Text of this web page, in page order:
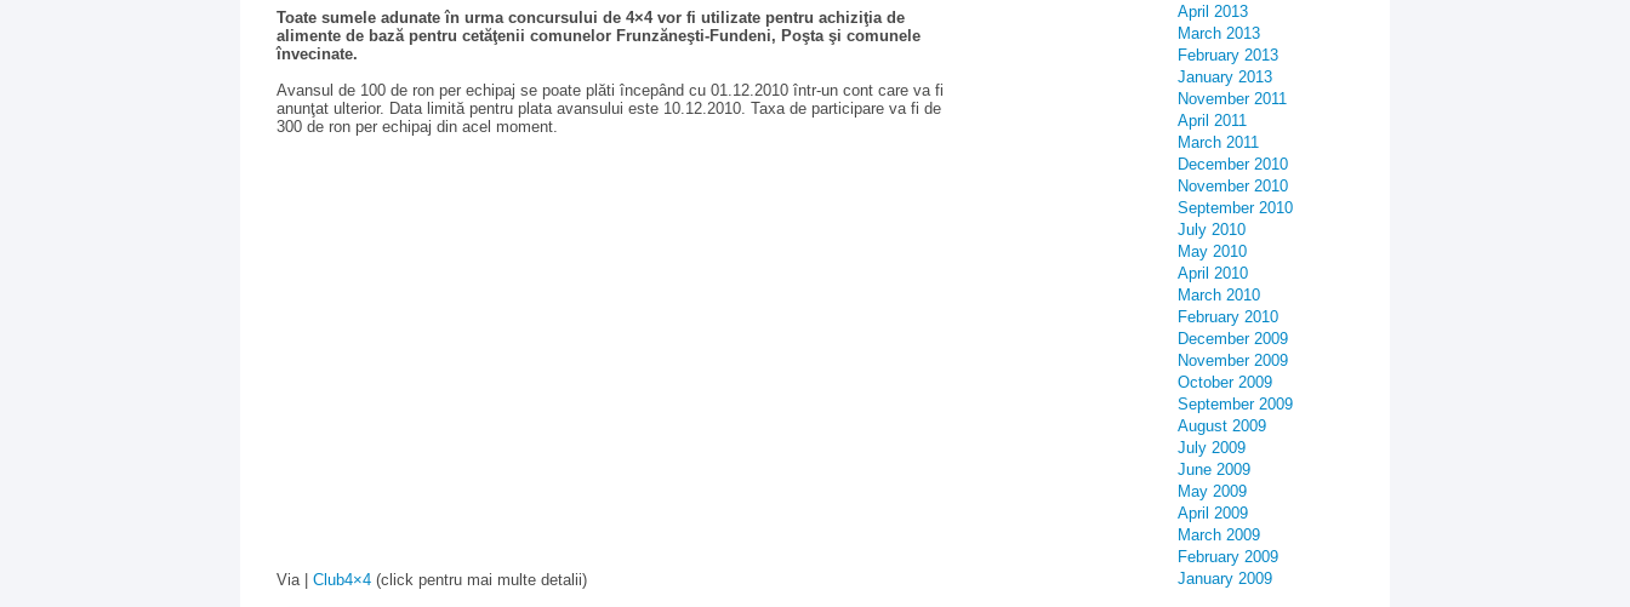
Toate sumele adunate în urma concursului de 4×4 vor fi utilizate pentru achiziţia de
alimente de bază pentru cetăţenii comunelor Frunzăneşti-Fundeni, Poşta şi comunele
învecinate.
Avansul de 100 de ron per echipaj se poate plăti începând cu 01.12.2010 într-un cont care va fi
anunţat ulterior. Data limită pentru plata avansului este 10.12.2010. Taxa de participare va fi de
300 de ron per echipaj din acel moment.
Via | Club4×4 (click pentru mai multe detalii)
April 2013
March 2013
February 2013
January 2013
November 2011
April 2011
March 2011
December 2010
November 2010
September 2010
July 2010
May 2010
April 2010
March 2010
February 2010
December 2009
November 2009
October 2009
September 2009
August 2009
July 2009
June 2009
May 2009
April 2009
March 2009
February 2009
January 2009